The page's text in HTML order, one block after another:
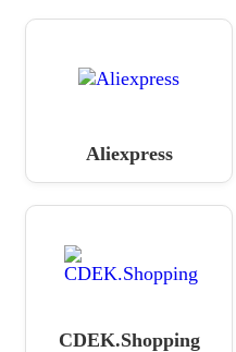
Aliexpress
CDEK.Shopping